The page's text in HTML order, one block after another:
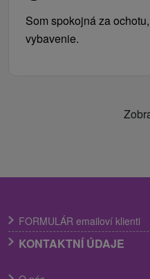
Som spokojná za
vybavenie.
FORMULÁR emailoví klienti
KONTAKTNÍ ÚDAJE